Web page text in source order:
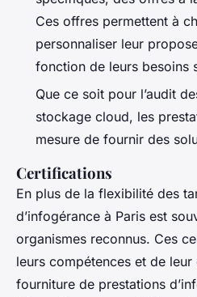
Ces offres permettent à
personnaliser leur
fonction de leurs besoins
Que ce soit pour l’audit
stockage cloud, les
mesure de fournir des
Certifications
En plus de la flexibilité des
d’infogérance à Paris est
organismes reconnus. Ces
leurs compétences et de
fourniture de prestations